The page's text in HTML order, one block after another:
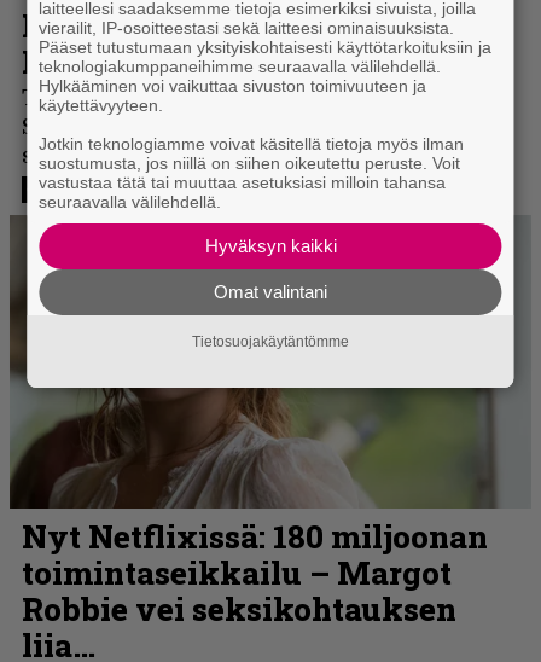
laitteellesi saadaksemme tietoja esimerkiksi sivuista, joilla
vierailit, IP-osoitteestasi sekä laitteesi ominaisuuksista.
Pääset tutustumaan yksityiskohtaisesti käyttötarkoituksiin ja
teknologiakumppaneihimme seuraavalla välilehdellä.
Hylkääminen voi vaikuttaa sivuston toimivuuteen ja
käytettävyyteen.
Jotkin teknologiamme voivat käsitellä tietoja myös ilman
suostumusta, jos niillä on siihen oikeutettu peruste. Voit
vastustaa tätä tai muuttaa asetuksiasi milloin tahansa
seuraavalla välilehdellä.
Hyväksyn kaikki
Omat valintani
Tietosuojakäytäntömme